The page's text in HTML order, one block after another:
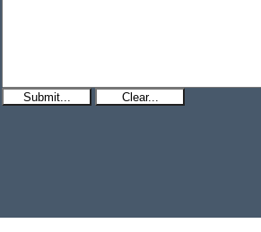
Submit... Clear...